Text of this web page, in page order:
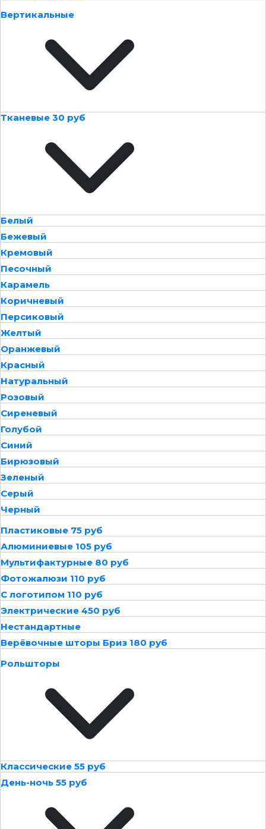
Вертикальные
Тканевые 30 руб
Белый
Бежевый
Кремовый
Песочный
Карамель
Коричневый
Персиковый
Желтый
Оранжевый
Красный
Натуральный
Розовый
Сиреневый
Голубой
Синий
Бирюзовый
Зеленый
Серый
Черный
Пластиковые 75 руб
Алюминиевые 105 руб
Мультифактурные 80 руб
Фотожалюзи 110 руб
С логотипом 110 руб
Электрические 450 руб
Нестандартные
Верёвочные шторы Бриз 180 руб
Рольшторы
Классические 55 руб
День-ночь 55 руб